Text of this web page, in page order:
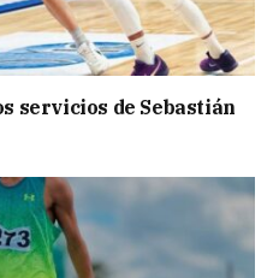
servicios de Sebastián